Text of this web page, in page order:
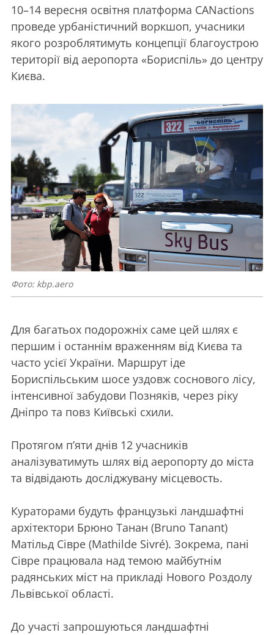
10–14 вересня освітня платформа CANactions
проведе урбаністичний воркшоп, учасники
якого розроблятимуть концепції благоустрою
території від аеропорта «Бориспіль» до центру
Києва.
Фото: kbp.aero
Для багатьох подорожніх саме цей шлях є
першим і останнім враженням від Києва та
часто усієї України. Маршрут іде
Бориспільським шосе уздовж соснового лісу,
інтенсивної забудови Позняків, через ріку
Дніпро та повз Київські схили.
Протягом п’яти днів 12 учасників
аналізуватимуть шлях від аеропорту до міста
та відвідають досліджувану місцевость.
Кураторами будуть французькі ландшафтні
архітектори Брюно Танан (Bruno Tanant)
Матільд Сівре (Mathilde Sivré). Зокрема, пані
Сівре працювала над темою майбутнім
радянських міст на прикладі Нового Роздолу
Львівської області.
До участі запрошуються ландшафтні